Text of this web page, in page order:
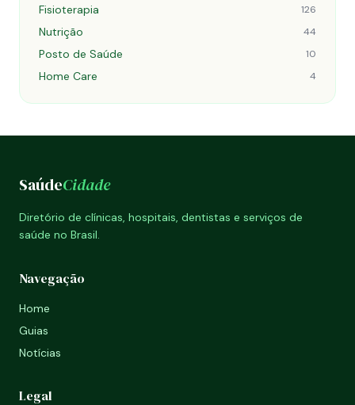
Fisioterapia 126
Nutrição 44
Posto de Saúde 10
Home Care 4
SaúdeCidade
Diretório de clínicas, hospitais, dentistas e serviços de
saúde no Brasil.
Navegação
Home
Guias
Notícias
Legal